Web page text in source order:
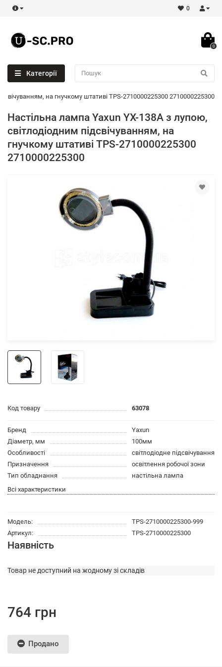
0
0
Категорії
на гнучкому штативі TPS-2710000225300 2710000225300
Настільна лампа Yaxun YX-138A з лупою,
світлодіодним підсвічуванням, на
гнучкому штативі TPS-2710000225300
2710000225300
Код товару 63078
Бренд
Yaxun
Діаметр, мм
100мм
Особливості
світлодіодне підсвічування
Призначення
освітлення робочої зони
Тип обладнання
настільна лампа
Всі характеристики
Модель:
TPS-2710000225300-999
Артикул:
TPS-2710000225300
Наявність
Товар не доступний на жодному зі складів
764 грн
Продано